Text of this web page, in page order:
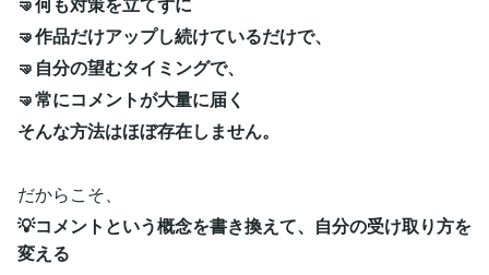
🤜作品だけアップし続けているだけで、
🤜自分の望むタイミングで、
🤜常にコメントが大量に届く
そんな方法はほぼ存在しません。
だからこそ、
💡コメントという概念を書き換えて、自分の受け取り方を
変える